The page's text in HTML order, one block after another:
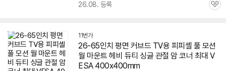
26.08. 등록
관
11번가
26-65인치 평면 커브드 TV용 피피셸 풀 모션
월 마운트 헤비 듀티 싱글 관절 암 코너 최대 V
ESA 400x400mm